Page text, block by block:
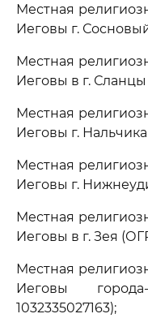
Местная
Иеговы г.
Местная
Иеговы в г.
Местная
Иеговы г.
Местная
Иеговы г.
Местная
Иеговы в г. Зея
Местная
Иеговы
1032335027163);